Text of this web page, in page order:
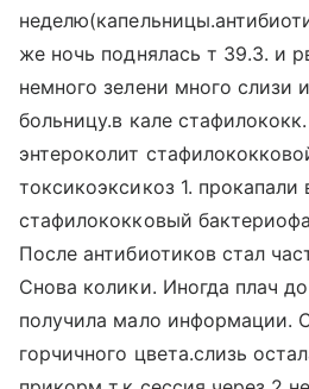
же ночь поднялась т 39.3. и
немного зелени много слизи
больницу.в кале
энтероколит
токсикоэксикоз 1. прокапали
стафилококковый
После антибиотиков стал
Снова колики. Иногда плач
получила мало информации.
горчичного цвета.слизь